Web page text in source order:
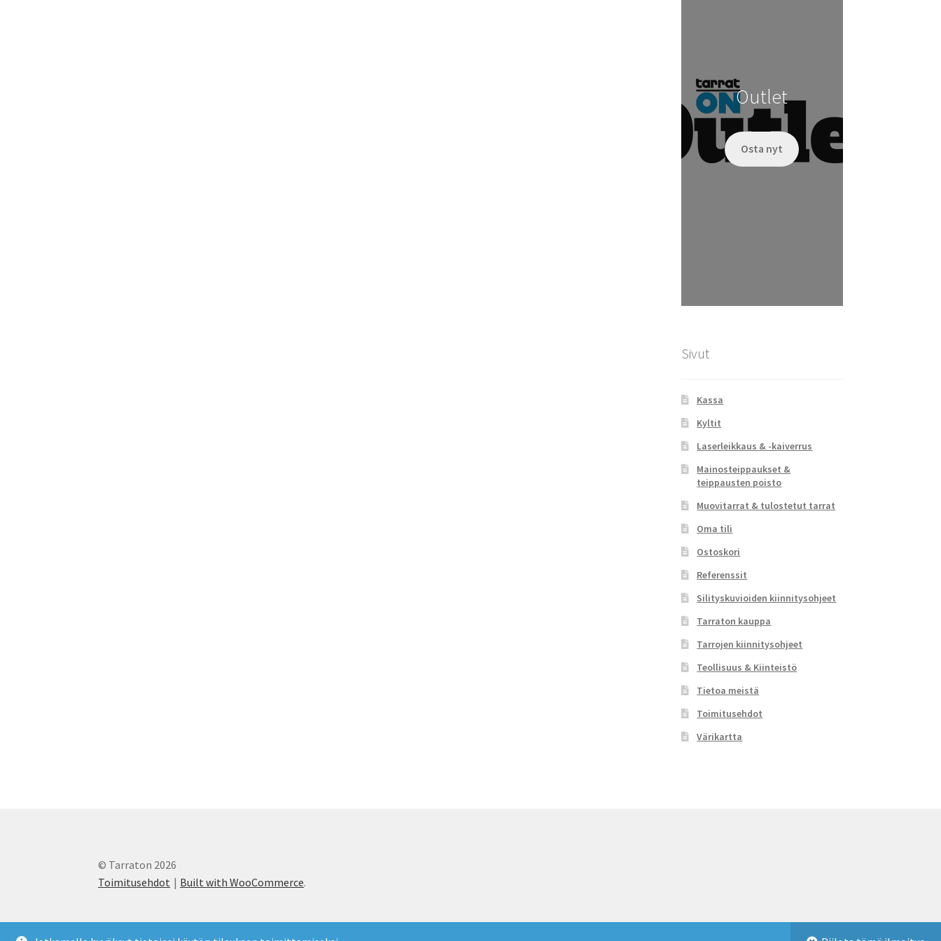
Outlet
Osta nyt
Sivut
Kassa
Kyltit
Laserleikkaus & -kaiverrus
Mainosteippaukset &
teippausten poisto
Muovitarrat & tulostetut tarrat
Oma tili
Ostoskori
Referenssit
Silityskuvioiden kiinnitysohjeet
Tarraton kauppa
Tarrojen kiinnitysohjeet
Teollisuus & Kiinteistö
Tietoa meistä
Toimitusehdot
Värikartta
© Tarraton 2026
Toimitusehdot
Built with WooCommerce.